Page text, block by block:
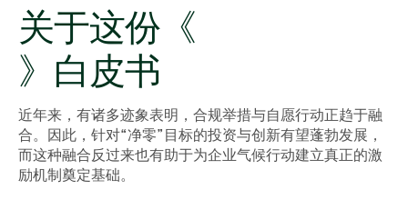
关于这份《
》白皮书
近年来，有诸多迹象表明，合规举措与自愿行动正趋于融
合。因此，针对“净零”目标的投资与创新有望蓬勃发展，
而这种融合反过来也有助于为企业气候行动建立真正的激
励机制奠定基础。